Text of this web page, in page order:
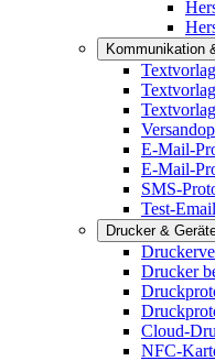
Kommunikation
E-Mail-
E-Mail-
SMS-
Test-Email
Drucker &
Drucker
Cloud-
NFC-